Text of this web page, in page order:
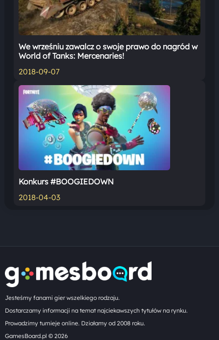
We wrześniu zawalcz o swoje prawo do nagród w
World of Tanks: Mercenaries!
2018-09-07
Konkurs #BOOGIEDOWN
2018-04-03
Jesteśmy fanami gier wszelkiego rodzaju.
Dostarczamy informacji na temat najciekawszych tytułów na rynku.
Prowadzimy turnieje online. Działamy od 2008 roku.
GamesBoard.pl © 2026